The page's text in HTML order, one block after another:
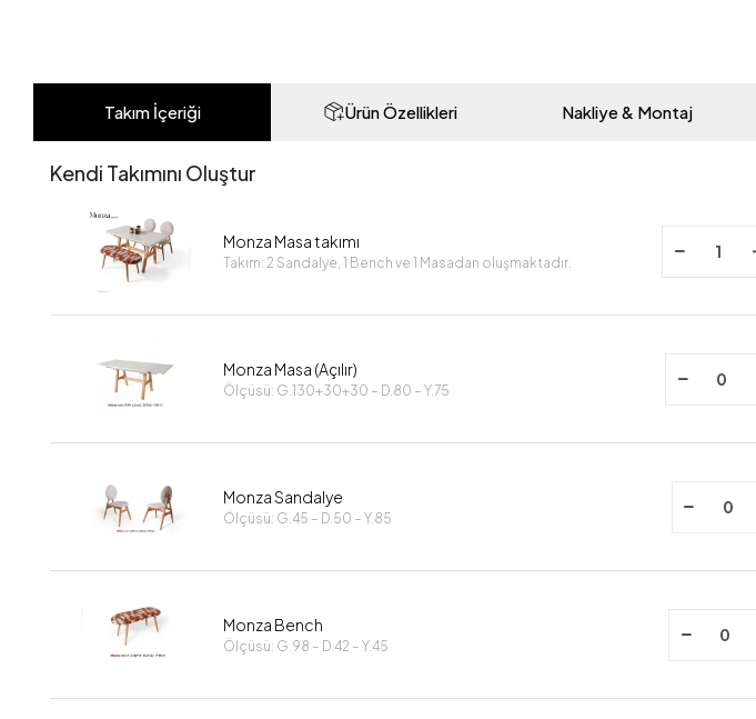
Takım İçeriği Ürün Özellikleri Nakliye & Montaj
Kendi Takımını Oluştur
Monza Masa takımı
Takım: 2 Sandalye, 1 Bench ve 1 Masadan oluşmaktadır.
Monza Masa (Açılır)
Ölçüsü: G.130+30+30 – D.80 – Y.75
Monza Sandalye
Ölçüsü: G.45 – D.50 – Y.85
Monza Bench
Ölçüsü: G.98 – D.42 – Y.45